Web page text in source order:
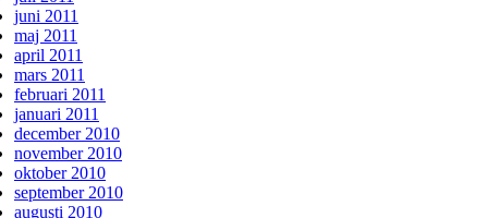
juni 2011
maj 2011
april 2011
mars 2011
februari 2011
januari 2011
december 2010
november 2010
oktober 2010
september 2010
augusti 2010